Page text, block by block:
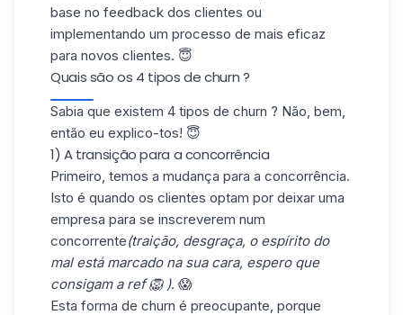
base no feedback dos clientes ou
implementando um processo de mais eficaz
para novos clientes. 😇
Quais são os 4 tipos de churn ?
Sabia que existem 4 tipos de churn ? Não, bem,
então eu explico-tos! 😇
1) A transição para a concorrência
Primeiro, temos a mudança para a concorrência.
Isto é quando os clientes optam por deixar uma
empresa para se inscreverem num
concorrente(traição, desgraça, o espírito do
mal está marcado na sua cara, espero que
consigam a ref 🦁 ). 😱
Esta forma de churn é preocupante, porque